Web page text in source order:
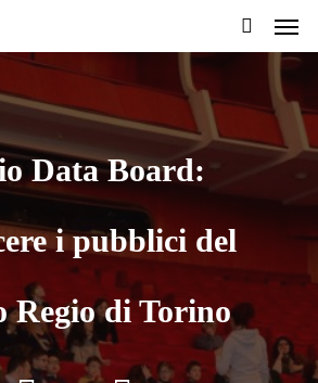
cerca
Data Board:
i pubblici del
Regio di Torino